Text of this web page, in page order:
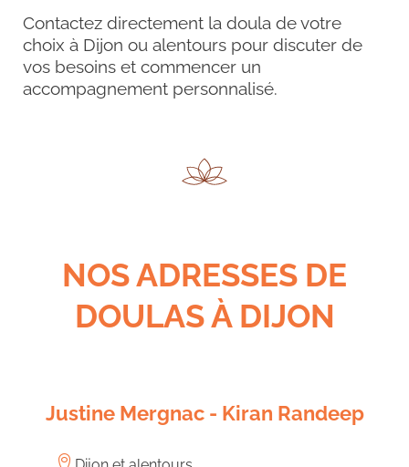
Contactez directement la doula de votre
choix à Dijon ou alentours pour discuter de
vos besoins et commencer un
accompagnement personnalisé.
NOS ADRESSES DE
DOULAS À DIJON
Justine Mergnac - Kiran Randeep